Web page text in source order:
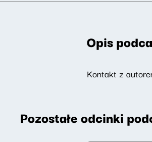
Opis
Kontakt z
Pozostałe odcinki